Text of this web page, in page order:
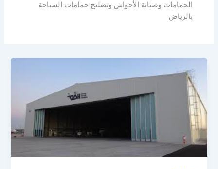
الحمامات وصيانة الأحواش وتصليح حمامات السباحة
بالرياض